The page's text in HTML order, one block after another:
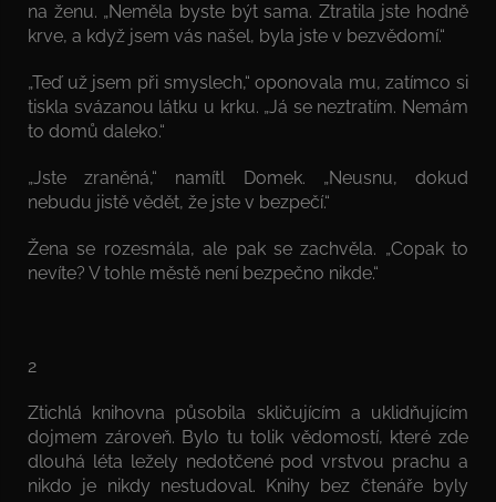
na ženu. „Neměla byste být sama. Ztratila jste hodně
krve, a když jsem vás našel, byla jste v bezvědomí.“
„Teď už jsem při smyslech,“ oponovala mu, zatímco si
tiskla svázanou látku u krku. „Já se neztratím. Nemám
to domů daleko.“
„Jste zraněná,“ namítl Domek. „Neusnu, dokud
nebudu jistě vědět, že jste v bezpečí.“
Žena se rozesmála, ale pak se zachvěla. „Copak to
nevíte? V tohle městě není bezpečno nikde.“
2
Ztichlá knihovna působila skličujícím a uklidňujícím
dojmem zároveň. Bylo tu tolik vědomostí, které zde
dlouhá léta ležely nedotčené pod vrstvou prachu a
nikdo je nikdy nestudoval. Knihy bez čtenáře byly